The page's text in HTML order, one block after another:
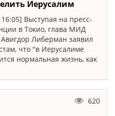
Иерусалим
Выступая на пресс-
в Токио, глава МИД
Либерман заявил
что "в Иерусалиме
нормальная жизнь, как
620